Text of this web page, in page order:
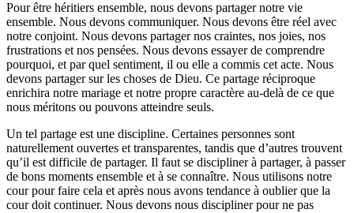
Pour être héritiers ensemble, nous devons partager notre vie
ensemble. Nous devons communiquer. Nous devons être réel avec
notre conjoint. Nous devons partager nos craintes, nos joies, nos
frustrations et nos pensées. Nous devons essayer de comprendre
pourquoi, et par quel sentiment, il ou elle a commis cet acte. Nous
devons partager sur les choses de Dieu. Ce partage réciproque
enrichira notre mariage et notre propre caractère au-delà de ce que
nous méritons ou pouvons atteindre seuls.
Un tel partage est une discipline. Certaines personnes sont
naturellement ouvertes et transparentes, tandis que d’autres trouvent
qu’il est difficile de partager. Il faut se discipliner à partager, à passer
de bons moments ensemble et à se connaître. Nous utilisons notre
cour pour faire cela et après nous avons tendance à oublier que la
cour doit continuer. Nous devons nous discipliner pour ne pas